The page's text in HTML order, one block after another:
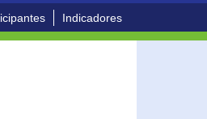
Indicadores